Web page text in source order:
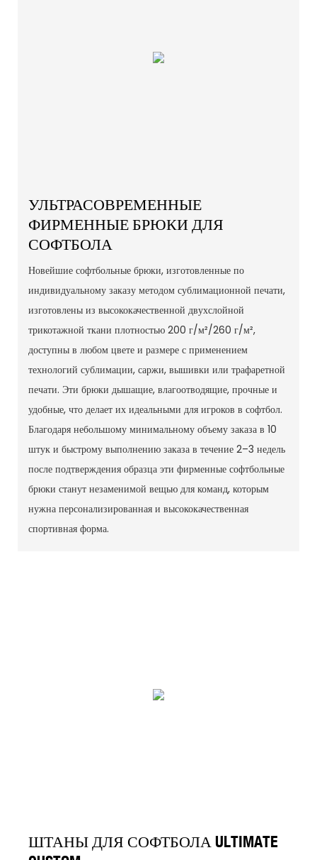
УЛЬТРАСОВРЕМЕННЫЕ
ФИРМЕННЫЕ БРЮКИ ДЛЯ
СОФТБОЛА
Новейшие софтбольные брюки, изготовленные по
индивидуальному заказу методом сублимационной печати,
изготовлены из высококачественной двухслойной
трикотажной ткани плотностью 200 г/м²/260 г/м²,
доступны в любом цвете и размере с применением
технологий сублимации, саржи, вышивки или трафаретной
печати. Эти брюки дышащие, влагоотводящие, прочные и
удобные, что делает их идеальными для игроков в софтбол.
Благодаря небольшому минимальному объему заказа в 10
штук и быстрому выполнению заказа в течение 2–3 недель
после подтверждения образца эти фирменные софтбольные
брюки станут незаменимой вещью для команд, которым
нужна персонализированная и высококачественная
спортивная форма.
ШТАНЫ ДЛЯ СОФТБОЛА ULTIMATE